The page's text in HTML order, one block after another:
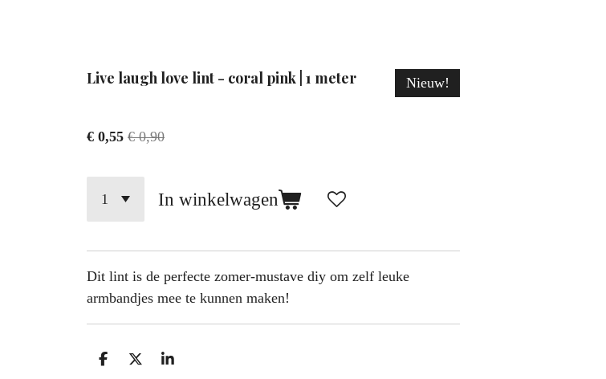
Live laugh love lint - coral pink | 1 meter Nieuw!
€ 0,55 € 0,90
In winkelwagen
Dit lint is de perfecte zomer-mustave diy om zelf leuke
armbandjes mee te kunnen maken!
D
D
S